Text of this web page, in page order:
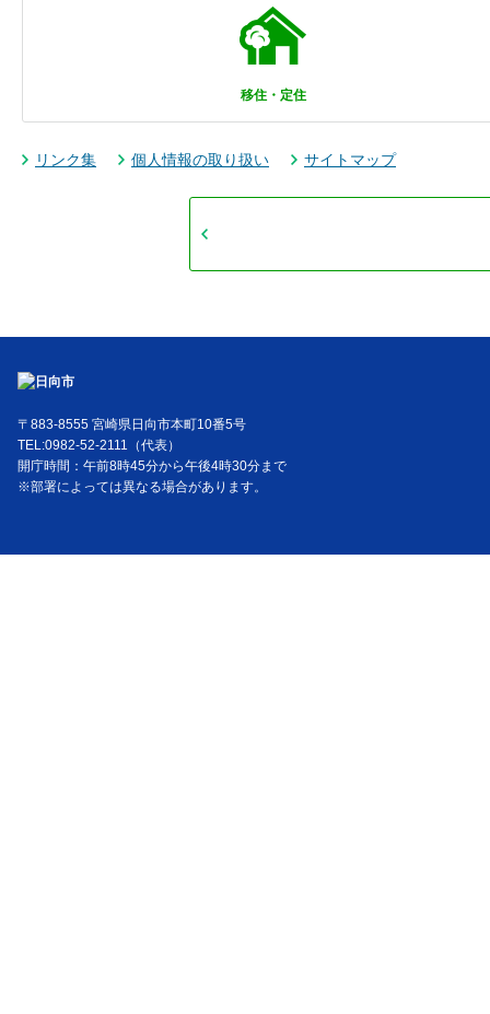
移住・定住
リンク集 個人情報の取り扱い サイトマップ
〒883-8555 宮崎県日向市本町10番5号
TEL:0982-52-2111（代表）
開庁時間：午前8時45分から午後4時30分まで
※部署によっては異なる場合があります。